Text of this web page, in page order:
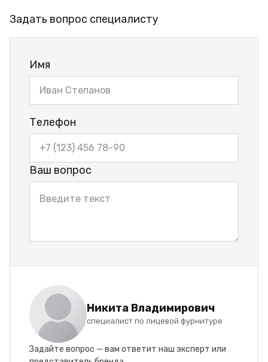
Задать вопрос специалисту
Имя
Телефон
Ваш вопрос
Никита Владимирович
специалист по лицевой фурнитуре
Задайте вопрос — вам ответит наш эксперт или